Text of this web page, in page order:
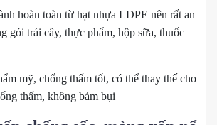
hoàn toàn từ hạt nhựa LDPE nên rất an
gói trái cây, thực phẩm, hộp sữa, thuốc
mỹ, chống thấm tốt, có thể thay thế cho
thấm, không bám bụi